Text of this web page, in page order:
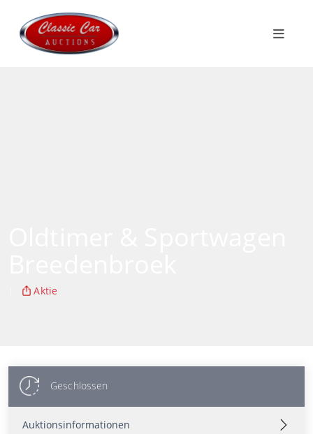
Aktie
Geschlossen
Auktionsinformationen